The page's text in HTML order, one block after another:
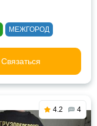
МЕЖГОРОД
Связаться
4.2 4